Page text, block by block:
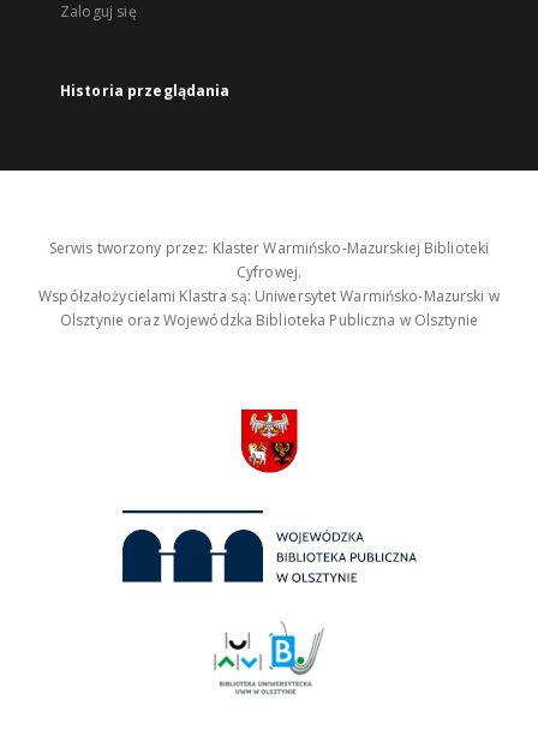
Zaloguj się
Historia przeglądania
Serwis tworzony przez: Klaster Warmińsko-Mazurskiej Biblioteki
Cyfrowej.
Współzałożycielami Klastra są: Uniwersytet Warmińsko-Mazurski w
Olsztynie oraz Wojewódzka Biblioteka Publiczna w Olsztynie